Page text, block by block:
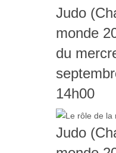
Judo
monde
du
14h00
Judo